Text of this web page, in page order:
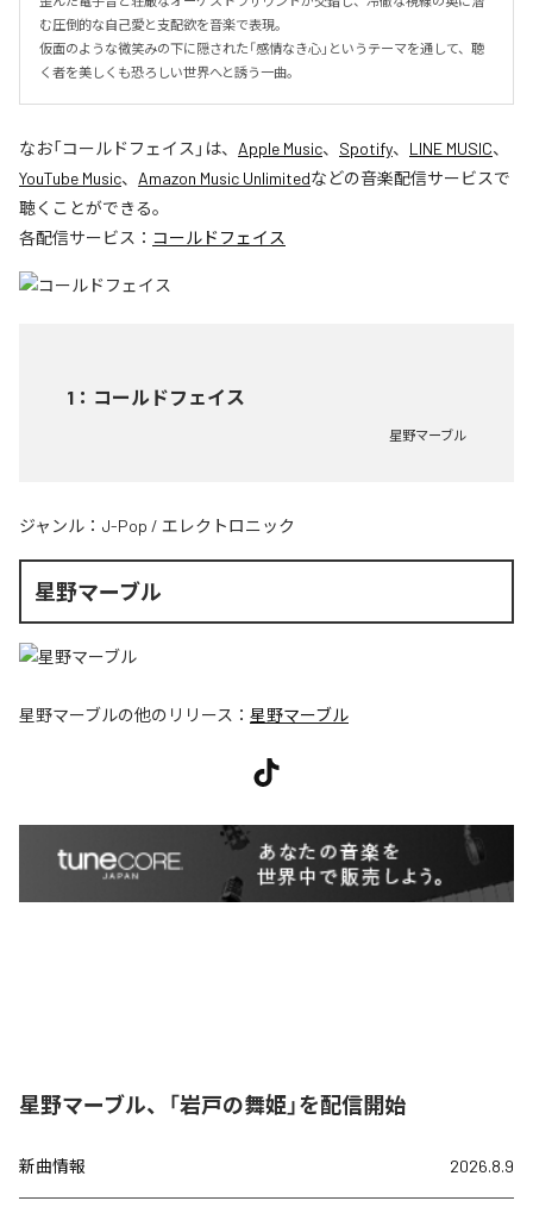
む圧倒的な自己愛と支配欲を音楽で表現。
仮面のような微笑みの下に隠された「感情なき心」というテーマを通して、聴
く者を美しくも恐ろしい世界へと誘う一曲。
なお「コールドフェイス 」は、 Apple Music、 Spotify、 LINE MUSIC、
YouTube Music、 Amazon Music Unlimitedなどの音楽配信サービスで
聴くことができる。
各配信サービス： コールドフェイス
1 ： コールドフェイス
星野マーブル
ジャンル： J-Pop / エレクトロニック
星野マーブル
星野マーブルの他のリリース： 星野マーブル
星野マーブル、「岩戸の舞姫」を配信開始
新曲情報 2026.8.9